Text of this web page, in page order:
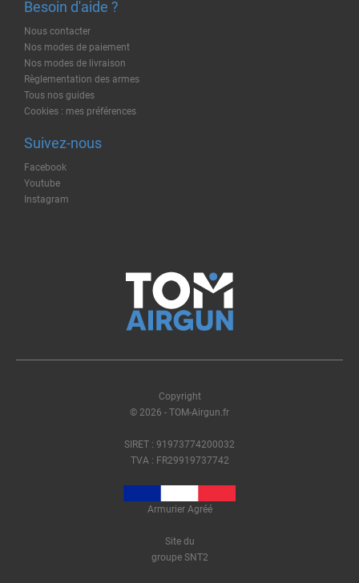
Besoin d'aide ?
Nous contacter
Nos modes de paiement
Nos modes de livraison
Règlementation des armes
Tous nos guides
Cookies : mes préférences
Suivez-nous
Facebook
Youtube
Instagram
Copyright
© 2026 - TOM-Airgun.fr
SIRET : 91973774200032
TVA : FR29919737742
Armurier Agréé
Site du
groupe SNT2